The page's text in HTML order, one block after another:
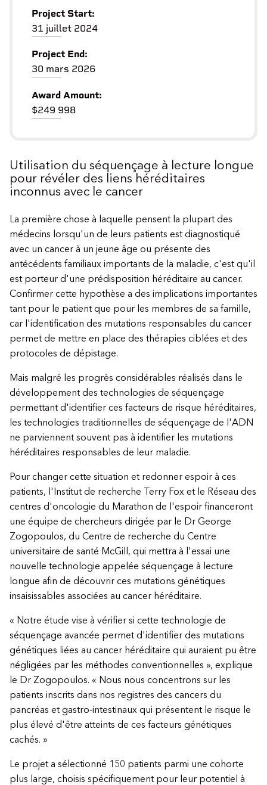
Utilisation du séquençage à lecture longue
pour révéler des liens héréditaires
inconnus avec le cancer
La première chose à laquelle pensent la plupart des
médecins lorsqu'un de leurs patients est diagnostiqué
avec un cancer à un jeune âge ou présente des
antécédents familiaux importants de la maladie, c'est qu'il
est porteur d'une prédisposition héréditaire au cancer.
Confirmer cette hypothèse a des implications importantes
tant pour le patient que pour les membres de sa famille,
car l'identification des mutations responsables du cancer
permet de mettre en place des thérapies ciblées et des
protocoles de dépistage.
Mais malgré les progrès considérables réalisés dans le
développement des technologies de séquençage
permettant d'identifier ces facteurs de risque héréditaires,
les technologies traditionnelles de séquençage de l'ADN
ne parviennent souvent pas à identifier les mutations
héréditaires responsables de leur maladie.
Pour changer cette situation et redonner espoir à ces
patients, l'Institut de recherche Terry Fox et le Réseau des
centres d'oncologie du Marathon de l'espoir financeront
une équipe de chercheurs dirigée par le Dr George
Zogopoulos, du Centre de recherche du Centre
universitaire de santé McGill, qui mettra à l'essai une
nouvelle technologie appelée séquençage à lecture
longue afin de découvrir ces mutations génétiques
insaisissables associées au cancer héréditaire.
« Notre étude vise à vérifier si cette technologie de
séquençage avancée permet d'identifier des mutations
génétiques liées au cancer héréditaire qui auraient pu être
négligées par les méthodes conventionnelles », explique
le Dr Zogopoulos. « Nous nous concentrons sur les
patients inscrits dans nos registres des cancers du
pancréas et gastro-intestinaux qui présentent le risque le
plus élevé d'être atteints de ces facteurs génétiques
cachés. »
Le projet a sélectionné 150 patients parmi une cohorte
plus large, choisis spécifiquement pour leur potentiel à
Project Start:
31 juillet 2024
Project End:
30 mars 2026
Award Amount:
$249 998